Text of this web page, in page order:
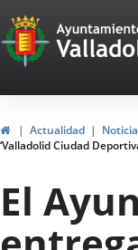
Portal
Web
del
de
HomeActualidad
‘Valladolid Ciudad
El